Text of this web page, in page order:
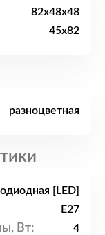
82x48x48
45x82
разноцветная
[LED]
E27
Вт: 4